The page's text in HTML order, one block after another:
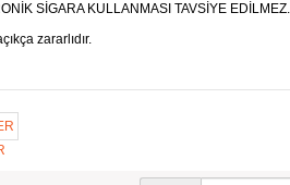
SİGARA KULLANMASI TAVSİYE EDİLMEZ.
zararlıdır.